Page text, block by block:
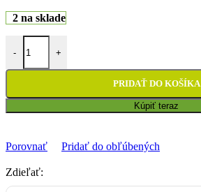
2 na sklade
- +
PRIDAŤ DO KOŠÍKA
Kúpiť teraz
Porovnať Pridať do obľúbených
Zdieľať: